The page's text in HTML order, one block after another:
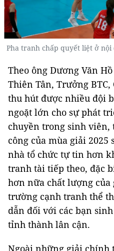
Pha tranh chấp quyết liệt ở nội
Theo ông Dương Văn
Thiên Tân, Trưởng BTC,
thu hút được nhiều đội
ngoặt lớn cho sự phát
chuyền trong sinh
công của mùa giải
nhà tổ chức tự tin hơn
tranh tài tiếp theo, đặc
hơn nữa chất lượng
trường cạnh tranh thể
dẫn đối với các bạn
tỉnh thành lân cận.